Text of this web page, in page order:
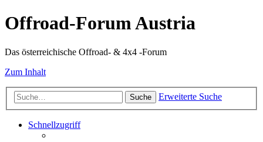
Offroad-Forum Austria
Das österreichische Offroad- & 4x4 -Forum
Zum Inhalt
Suche Erweiterte Suche
Schnellzugriff